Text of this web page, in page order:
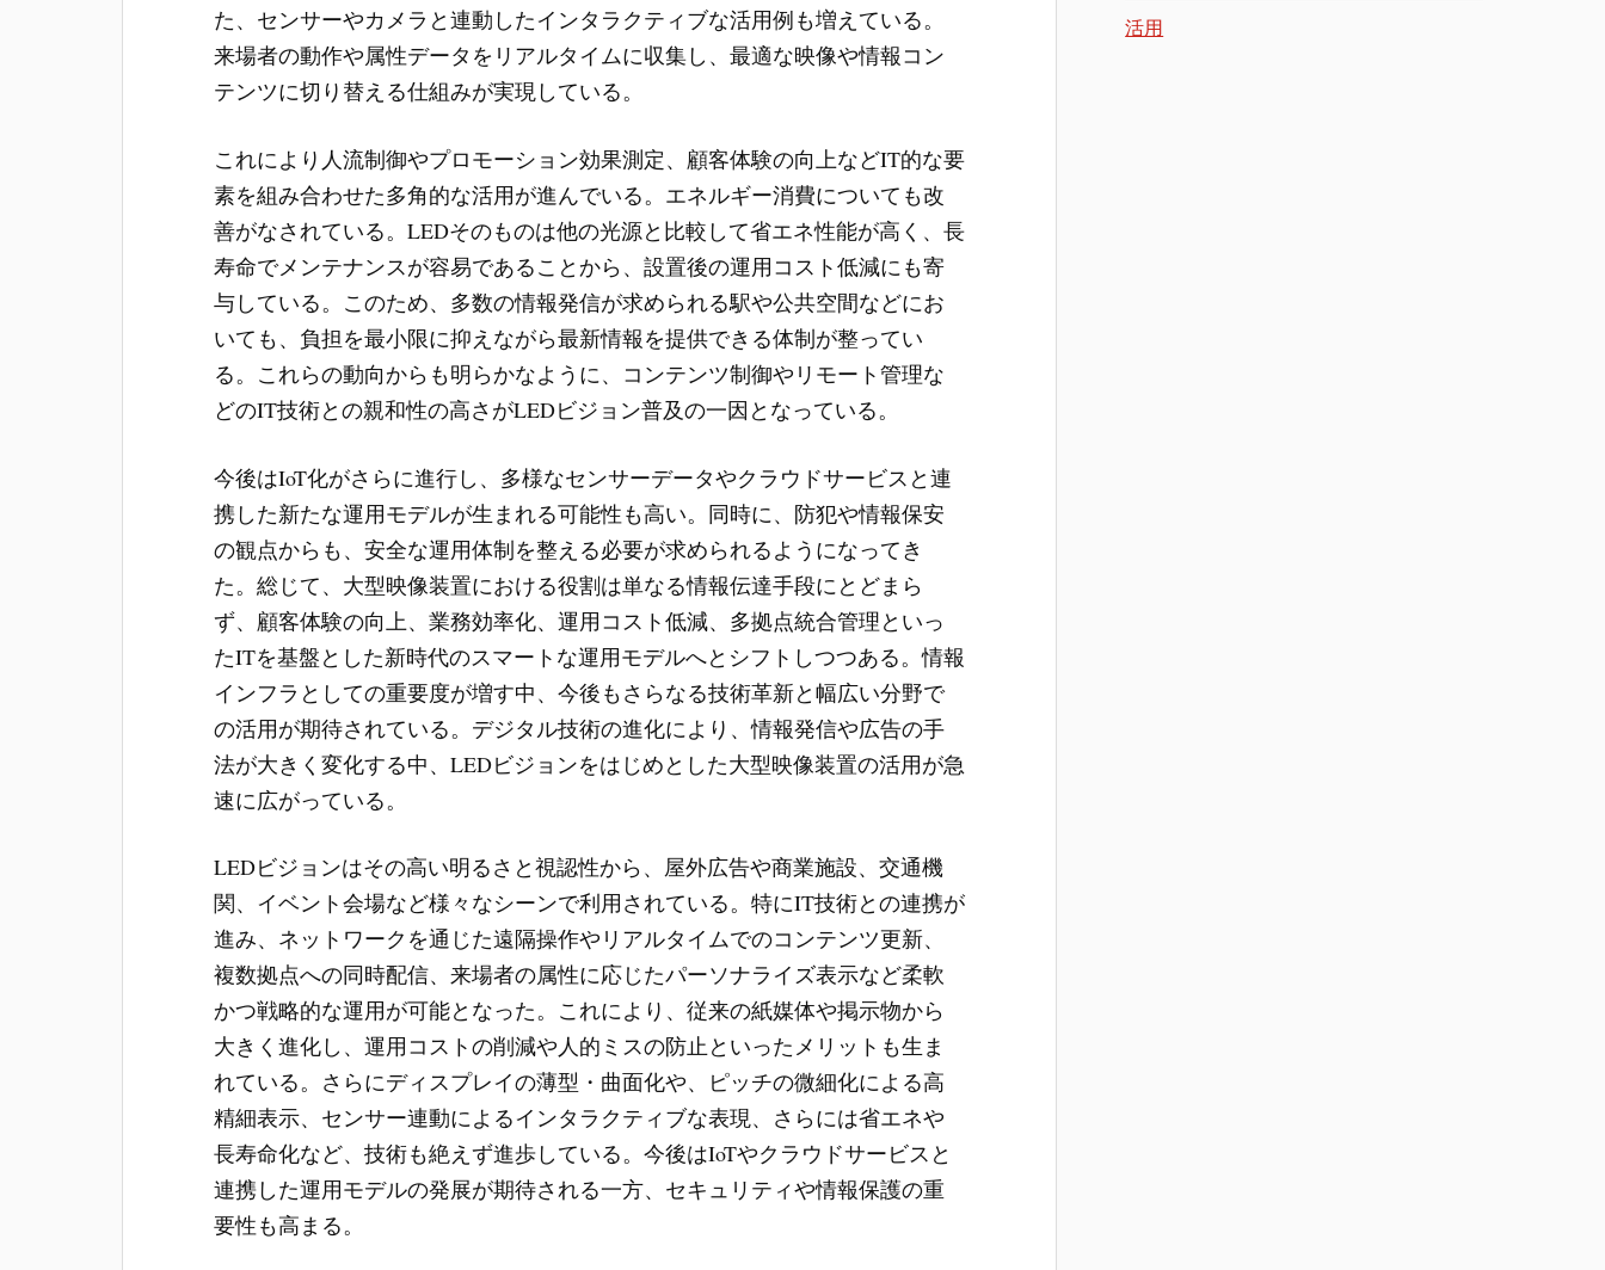
た、センサーやカメラと連動したインタラクティブな活用例も増えている。
来場者の動作や属性データをリアルタイムに収集し、最適な映像や情報コン
テンツに切り替える仕組みが実現している。
これにより人流制御やプロモーション効果測定、顧客体験の向上などIT的な要
素を組み合わせた多角的な活用が進んでいる。エネルギー消費についても改
善がなされている。LEDそのものは他の光源と比較して省エネ性能が高く、長
寿命でメンテナンスが容易であることから、設置後の運用コスト低減にも寄
与している。このため、多数の情報発信が求められる駅や公共空間などにお
いても、負担を最小限に抑えながら最新情報を提供できる体制が整ってい
る。これらの動向からも明らかなように、コンテンツ制御やリモート管理な
どのIT技術との親和性の高さがLEDビジョン普及の一因となっている。
今後はIoT化がさらに進行し、多様なセンサーデータやクラウドサービスと連
携した新たな運用モデルが生まれる可能性も高い。同時に、防犯や情報保安
の観点からも、安全な運用体制を整える必要が求められるようになってき
た。総じて、大型映像装置における役割は単なる情報伝達手段にとどまら
ず、顧客体験の向上、業務効率化、運用コスト低減、多拠点統合管理といっ
たITを基盤とした新時代のスマートな運用モデルへとシフトしつつある。情報
インフラとしての重要度が増す中、今後もさらなる技術革新と幅広い分野で
の活用が期待されている。デジタル技術の進化により、情報発信や広告の手
法が大きく変化する中、LEDビジョンをはじめとした大型映像装置の活用が急
速に広がっている。
LEDビジョンはその高い明るさと視認性から、屋外広告や商業施設、交通機
関、イベント会場など様々なシーンで利用されている。特にIT技術との連携が
進み、ネットワークを通じた遠隔操作やリアルタイムでのコンテンツ更新、
複数拠点への同時配信、来場者の属性に応じたパーソナライズ表示など柔軟
かつ戦略的な運用が可能となった。これにより、従来の紙媒体や掲示物から
大きく進化し、運用コストの削減や人的ミスの防止といったメリットも生ま
れている。さらにディスプレイの薄型・曲面化や、ピッチの微細化による高
精細表示、センサー連動によるインタラクティブな表現、さらには省エネや
長寿命化など、技術も絶えず進歩している。今後はIoTやクラウドサービスと
連携した運用モデルの発展が期待される一方、セキュリティや情報保護の重
要性も高まる。
活用